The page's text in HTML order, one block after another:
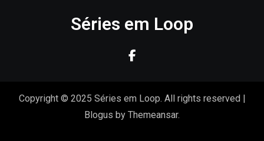
Séries em Loop
Copyright © 2025 Séries em Loop. All rights reserved |
Blogus by Themeansar.